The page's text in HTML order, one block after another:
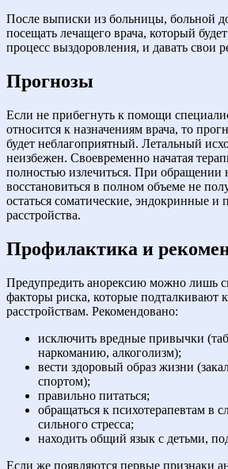
После выписки из больницы, больной
посещать лечащего врача, который
процесс выздоровления, и давать свои
Прогнозы
Если не прибегнуть к помощи
относится к назначениям врача, то
будет неблагоприятный. Летальный
неизбежен. Своевременно начатая
полностью излечиться. При обращении
восстановиться в полном объеме не
остаться соматические, эндокринные и
расстройства.
Профилактика и
Предупредить анорексию можно лишь
факторы риска, которые подталкивают
расстройствам. Рекомендовано:
исключить вредные привычки
наркоманию, алкоголизм);
вести здоровый образ жизни
спортом);
правильно питаться;
обращаться к психотерапевтам в
сильного стресса;
находить общий язык с детьми,
Если же появляются первые признаки